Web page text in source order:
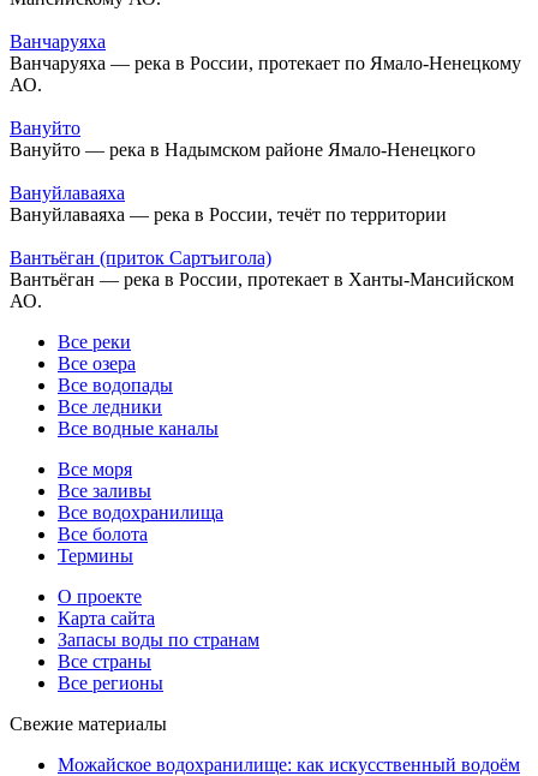
Ванчаруяха
Ванчаруяха — река в России, протекает по Ямало-Ненецкому
АО.
Вануйто
Вануйто — река в Надымском районе Ямало-Ненецкого
Вануйлаваяха
Вануйлаваяха — река в России, течёт по территории
Вантьёган (приток Сартъигола)
Вантьёган — река в России, протекает в Ханты-Мансийском
АО.
Все реки
Все озера
Все водопады
Все ледники
Все водные каналы
Все моря
Все заливы
Все водохранилища
Все болота
Термины
О проекте
Карта сайта
Запасы воды по странам
Все страны
Все регионы
Свежие материалы
Можайское водохранилище: как искусственный водоём